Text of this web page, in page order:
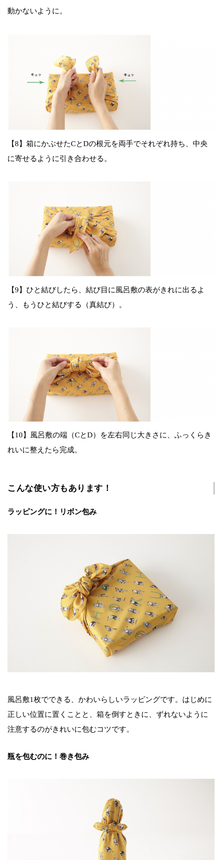
動かないように。
【8】箱にかぶせたCとDの根元を両手でそれぞれ持ち、中央
に寄せるように引き合わせる。
【9】ひと結びしたら、結び目に風呂敷の表がきれに出るよ
う、もうひと結びする（真結び）。
【10】風呂敷の端（CとD）を左右同じ大きさに、ふっくらき
れいに整えたら完成。
こんな使い方もあります！
ラッピングに！リボン包み
風呂敷1枚でできる、かわいらしいラッピングです。はじめに
正しい位置に置くことと、箱を倒すときに、ずれないように
注意するのがきれいに包むコツです。
瓶を包むのに！巻き包み